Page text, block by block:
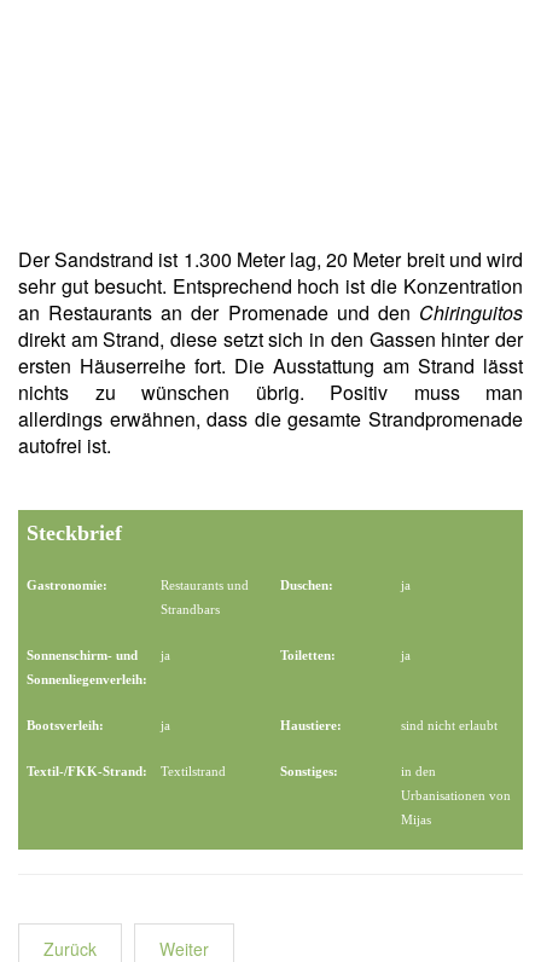
Der Sandstrand ist 1.300 Meter lag, 20 Meter breit und wird
sehr gut besucht. Entsprechend hoch ist die Konzentration
an Restaurants an der Promenade und den Chiringuitos
direkt am Strand, diese setzt sich in den Gassen hinter der
ersten Häuserreihe fort. Die Ausstattung am Strand lässt
nichts zu wünschen übrig. Positiv muss man
allerdings erwähnen, dass die gesamte Strandpromenade
autofrei ist.
Steckbrief
Gastronomie:
Restaurants und
Strandbars
Duschen: ja
Sonnenschirm- und
Sonnenliegenverleih:
ja Toiletten: ja
Bootsverleih: ja Haustiere: sind nicht erlaubt
Textil-/FKK-Strand: Textilstrand Sonstiges:
in den
Urbanisationen von
Mijas
Zurück Weiter